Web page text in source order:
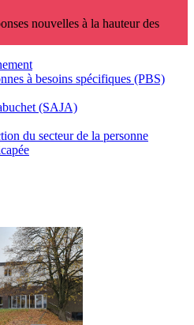
nouvelles à la hauteur des
à besoins spécifiques (PBS)
(SAJA)
du secteur de la personne